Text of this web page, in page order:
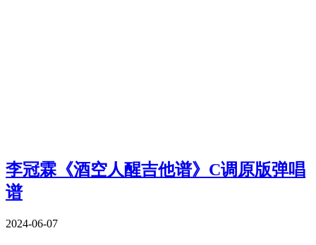
李冠霖《酒空人醒吉他谱》C调原版弹唱
谱
2024-06-07